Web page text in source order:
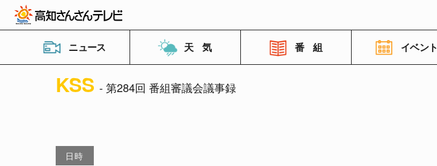
ニュース 天 気 番 組 イベント
KSS - 第284回 番組審議会議事録
日時